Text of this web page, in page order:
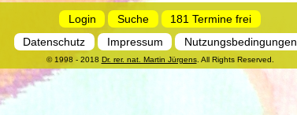
Login Suche
181 Termine frei
Datenschutz
Impressum Nutzungsbedingungen
© 1998 - 2018 Dr. rer. nat. Martin Jürgens. All Rights Reserved.